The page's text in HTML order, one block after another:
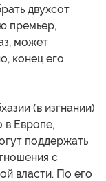
двухсот
премьер,
может
конец его
(в изгнании)
в Европе,
поддержать
с
власти. По его